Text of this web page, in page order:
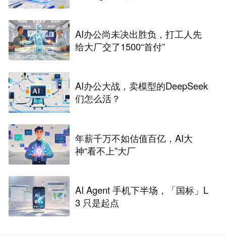
AI办公尚未决出胜负，打工人先
给大厂交了1500“首付”
AI办公大战，卖模型的DeepSeek
们怎么活？
年薪千万不如估值百亿，AI大
神“看不上”大厂
AI Agent 手机下半场，「国标」L
3 只是起点